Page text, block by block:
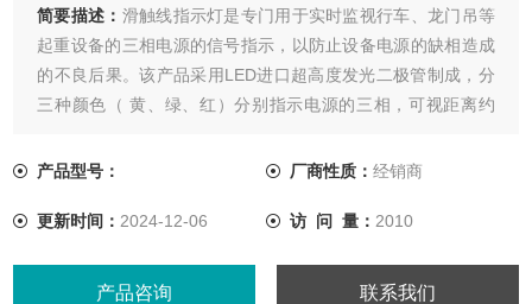
简要描述： 滑触线指示灯是专门用于实时监视行车、龙门吊等
起重设备的三相电源的信号指示，以防止设备电源的缺相造成
的不良后果。该产品采用LED进口超高度发光二极管制成，分
三种颜色（ 黄、绿、红）分别指示电源的三相，可视距离约
产品型号：
厂商性质： 经销商
更新时间： 2024-12-06 访 问 量： 2010
产品咨询 联系我们